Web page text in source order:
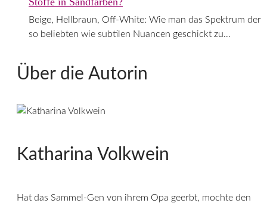
Beige, Hellbraun, Off-White: Wie man das Spektrum der
so beliebten wie subtilen Nuancen geschickt zu…
Über die Autorin
Katharina Volkwein
Hat das Sammel-Gen von ihrem Opa geerbt, mochte den